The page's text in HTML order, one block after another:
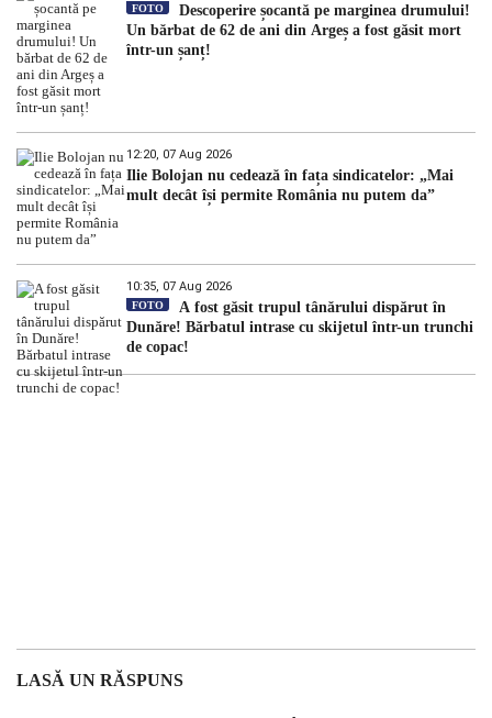
FOTO
Descoperire șocantă pe marginea drumului!
Un bărbat de 62 de ani din Argeș a fost găsit mort
într-un șanț!
12:20, 07 Aug 2026
Ilie Bolojan nu cedează în fața sindicatelor: „Mai
mult decât își permite România nu putem da”
10:35, 07 Aug 2026
FOTO
A fost găsit trupul tânărului dispărut în
Dunăre! Bărbatul intrase cu skijetul într-un trunchi
de copac!
LASĂ UN RĂSPUNS